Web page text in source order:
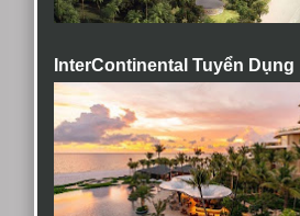
InterContinental Tuyển Dụng